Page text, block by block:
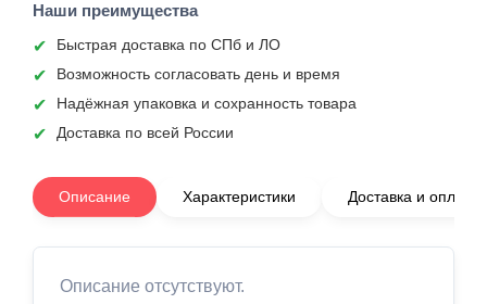
Наши преимущества
Быстрая доставка по СПб и ЛО
Возможность согласовать день и время
Надёжная упаковка и сохранность товара
Доставка по всей России
Описание Характеристики Доставка и оплата
Описание отсутствуют.